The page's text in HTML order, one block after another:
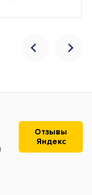
Отзывы
Яндекс